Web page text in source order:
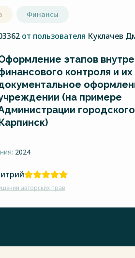
Финансы
от пользователя Куклачев
этапов
контроля и их
(на примере
2024
авторских прав